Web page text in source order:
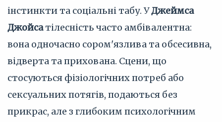
інстинкти та соціальні табу. УДжеймса
Джойсатілесність часто амбівалентна:
вона одночасно сором'язлива та обсесивна,
відверта та прихована. Сцени, що
стосуються фізіологічних потреб або
сексуальних потягів, подаються без
прикрас, але з глибоким психологічним